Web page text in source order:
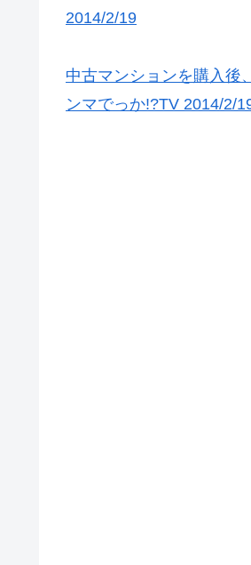
2014/2/19
中古マンションを購入
ンマでっか!?TV 2014/2/